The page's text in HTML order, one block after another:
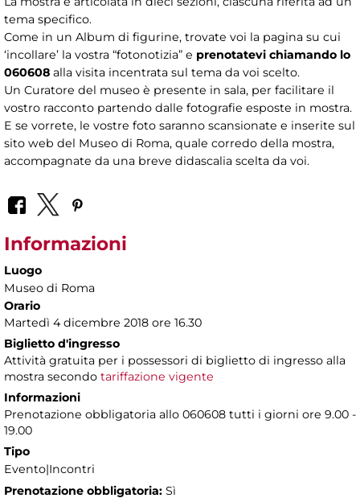
tema specifico.
Come in un Album di figurine, trovate voi la pagina su cui
‘incollare’ la vostra “fotonotizia” e prenotatevi chiamando lo
060608 alla visita incentrata sul tema da voi scelto.
Un Curatore del museo è presente in sala, per facilitare il
vostro racconto partendo dalle fotografie esposte in mostra.
E se vorrete, le vostre foto saranno scansionate e inserite sul
sito web del Museo di Roma, quale corredo della mostra,
accompagnate da una breve didascalia scelta da voi.
Informazioni
Luogo
Museo di Roma
Orario
Martedì 4 dicembre 2018 ore 16.30
Biglietto d'ingresso
Attività gratuita per i possessori di biglietto di ingresso alla
mostra secondo tariffazione vigente
Informazioni
Prenotazione obbligatoria allo 060608 tutti i giorni ore 9.00 -
19.00
Tipo
Evento|Incontri
Prenotazione obbligatoria: Sì